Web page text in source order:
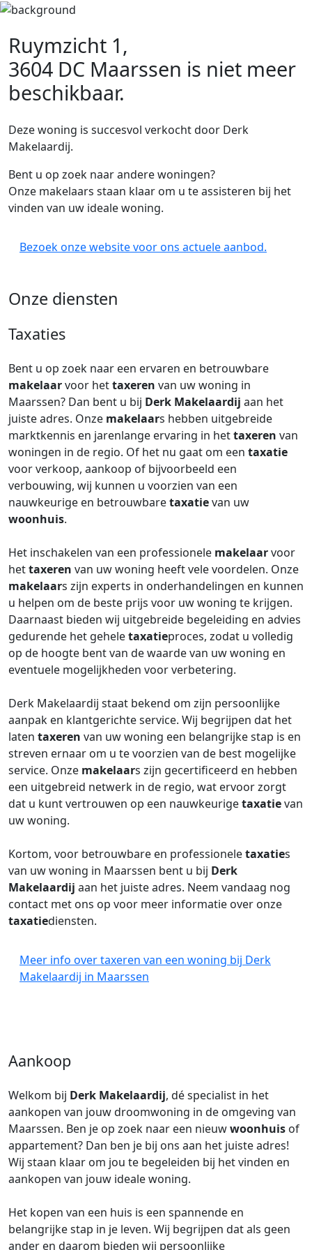
Ruymzicht 1,
3604 DC Maarssen is niet meer
beschikbaar.
Deze woning is succesvol verkocht door Derk
Makelaardij.
Bent u op zoek naar andere woningen?
Onze makelaars staan klaar om u te assisteren bij het
vinden van uw ideale woning.
Bezoek onze website voor ons actuele aanbod.
Onze diensten
Taxaties
Bent u op zoek naar een ervaren en betrouwbare
makelaarvoor hettaxeren van uw woning in
Maarssen? Dan bent u bij Derk Makelaardij aan het
juiste adres. Onze makelaars hebben uitgebreide
marktkennis en jarenlange ervaring in hettaxeren van
woningen in de regio. Of het nu gaat om een taxatie
voor verkoop, aankoop of bijvoorbeeld een
verbouwing, wij kunnen u voorzien van een
nauwkeurige en betrouwbaretaxatievan uw
woonhuis.
Het inschakelen van een professionele makelaarvoor
hettaxeren van uw woning heeft vele voordelen. Onze
makelaars zijn experts in onderhandelingen en kunnen
u helpen om de beste prijs voor uw woning te krijgen.
Daarnaast bieden wij uitgebreide begeleiding en advies
gedurende het geheletaxatieproces, zodat u volledig
op de hoogte bent van de waarde van uw woning en
eventuele mogelijkheden voor verbetering.
Derk Makelaardij staat bekend om zijn persoonlijke
aanpak en klantgerichte service. Wij begrijpen dat het
laten taxeren van uw woning een belangrijke stap is en
streven ernaar om u te voorzien van de best mogelijke
service. Onze makelaars zijn gecertificeerd en hebben
een uitgebreid netwerk in de regio, wat ervoor zorgt
dat u kunt vertrouwen op een nauwkeurigetaxatievan
uw woning.
Kortom, voor betrouwbare en professioneletaxaties
van uw woning in Maarssen bent u bij Derk
Makelaardij aan het juiste adres. Neem vandaag nog
contact met ons op voor meer informatie over onze
taxatiediensten.
Meer info over taxeren van een woning bij Derk
Makelaardij in Maarssen
Aankoop
Welkom bij Derk Makelaardij, dé specialist in het
aankopen van jouw droomwoning in de omgeving van
Maarssen. Ben je op zoek naar een nieuwwoonhuis of
appartement? Dan ben je bij ons aan het juiste adres!
Wij staan klaar om jou te begeleiden bij het vinden en
aankopen van jouw ideale woning.
Het kopen van een huis is een spannende en
belangrijke stap in je leven. Wij begrijpen dat als geen
ander en daarom bieden wij persoonlijke